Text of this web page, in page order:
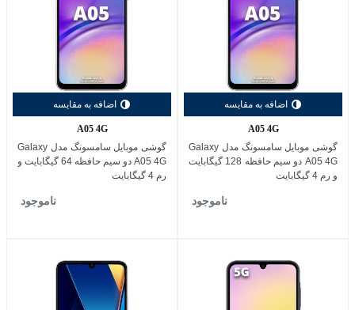
اضافه به مقایسه
A05 4G
گوشی موبایل سامسونگ مدل Galaxy
A05 4G دو سیم حافظه 128 گیگابایت
و رم 4 گیگابایت
ناموجود
اضافه به مقایسه
A05 4G
گوشی موبایل سامسونگ مدل Galaxy
A05 4G دو سیم حافظه 64 گیگابایت و
رم 4 گیگابایت
ناموجود